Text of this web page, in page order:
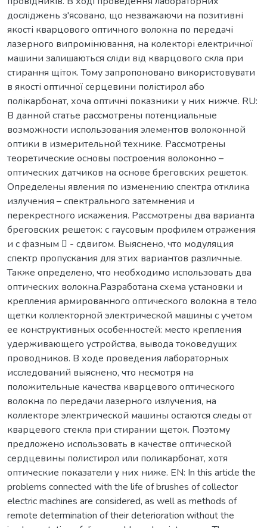
досліджень з'ясовано, що незважаючи на позитивні
якості кварцового оптичного волокна по передачі
лазерного випромінювання, на колекторі електричної
машини залишаються сліди від кварцового скла при
стирання щіток. Тому запропоновано використовувати
в якості оптичної серцевини полістирол або
полікарбонат, хоча оптичні показники у них нижче. RU:
В данной статье рассмотрены потенциальные
возможности использования элементов волоконной
оптики в измерительной технике. Рассмотрены
теоретические основы построения волоконно –
оптических датчиков на основе бреговских решеток.
Определены явления по изменению спектра отклика
излучения – спектрального затемнения и
перекрестного искажения. Рассмотрены два варианта
бреговских решеток: с гаусовым профилем отражения
и с фазным  - сдвигом. Выяснено, что модуляция
спектр пропускания для этих вариантов различные.
Также определено, что необходимо использовать два
оптических волокна.Разработана схема установки и
крепления армированного оптического волокна в тело
щетки коллекторной электрической машины с учетом
ее конструктивных особенностей: место крепления
удерживающего устройства, вывода токоведущих
проводников. В ходе проведения лабораторных
исследований выяснено, что несмотря на
положительные качества кварцевого оптического
волокна по передачи лазерного излучения, на
коллекторе электрической машины остаются следы от
кварцевого стекла при стирании щеток. Поэтому
предложено использовать в качестве оптической
сердцевины полистирол или поликарбонат, хотя
оптические показатели у них ниже. EN: In this article the
problems connected with the life of brushes of collector
electric machines are considered, as well as methods of
remote determination of their deterioration without the